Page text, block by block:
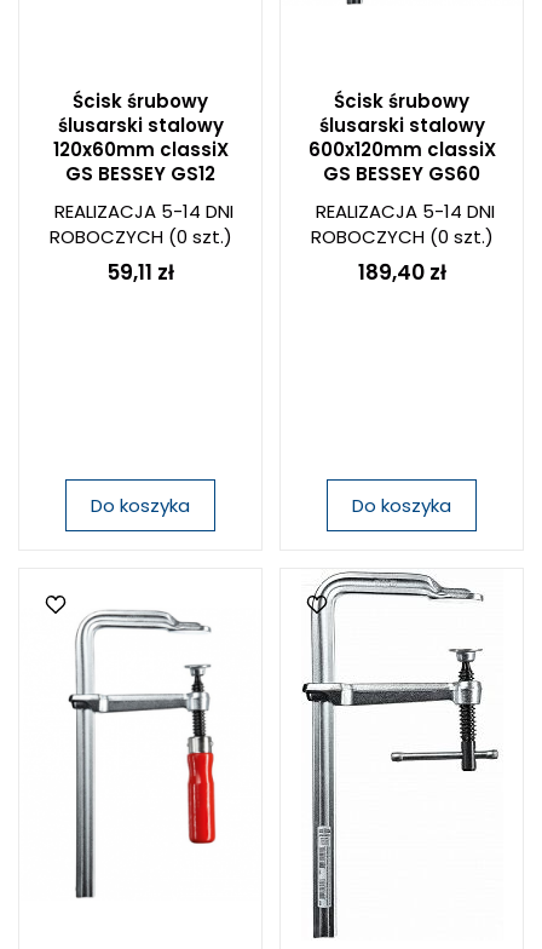
Ścisk śrubowy
ślusarski stalowy
120x60mm classiX
GS BESSEY GS12
REALIZACJA 5-14 DNI
ROBOCZYCH(0 szt.)
59,11 zł
Do koszyka
Ścisk śrubowy
ślusarski stalowy
600x120mm classiX
GS BESSEY GS60
REALIZACJA 5-14 DNI
ROBOCZYCH(0 szt.)
189,40 zł
Do koszyka